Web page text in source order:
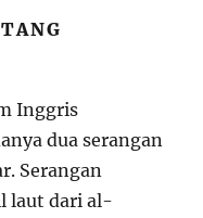
Inggris
dua serangan
Serangan
laut dari al-